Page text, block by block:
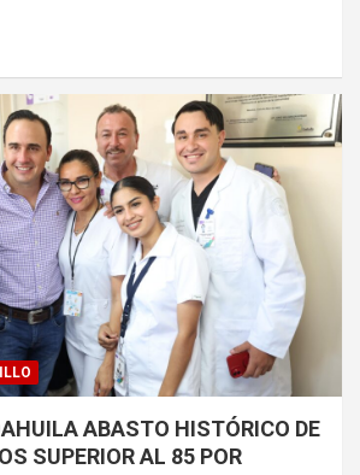
ABASTO HISTÓRICO DE
SUPERIOR AL 85 POR